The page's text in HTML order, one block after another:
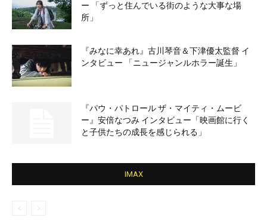
ー 「ずっと住んでいる街のような大事な場
所」
『みなに幸あれ』古川琴音＆下津優太監督 イ
ンタビュー 「ニュージャンルホラー誕生」
『パウ・パトロール ザ・マイティ・ムービ
ー』安倍なつみ インタビュー「映画館に行く
と子供たちの成長を感じられる」
IMAX